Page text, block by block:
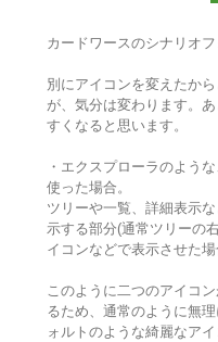
カードワースのシナリオ
別にアイコンを変えたか
が、気分は変わります。
すくなると思います。
・エクスプローラのよう
使った場合。
ツリーや一覧、詳細表示
示する部分(通常ツリーの
イコンなどで表示させた
このように二つのアイコ
るため、通常のように無
ォルトのような綺麗なアイ